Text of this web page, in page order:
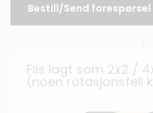
Bestill/Send forespørsel
Flis lagt som 2x2 /
(noen rotasjonsfeil